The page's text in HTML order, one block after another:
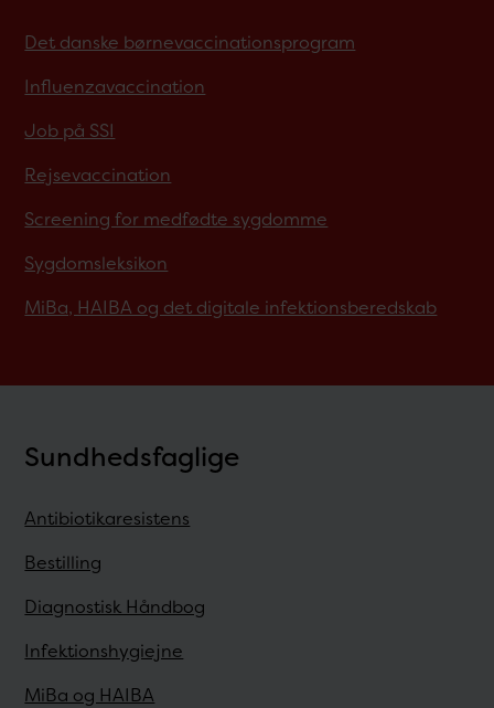
Det danske børnevaccinationsprogram
Influenzavaccination
Job på SSI
Rejsevaccination
Screening for medfødte sygdomme
Sygdomsleksikon
MiBa, HAIBA og det digitale infektionsberedskab
Sundhedsfaglige
Antibiotikaresistens
Bestilling
Diagnostisk Håndbog
Infektionshygiejne
MiBa og HAIBA